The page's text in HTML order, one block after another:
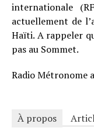
internationale
actuellement de
Haïti. A rappeler
pas au Sommet.
Radio Métronome
À propos